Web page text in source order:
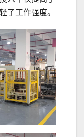
了工作强度。